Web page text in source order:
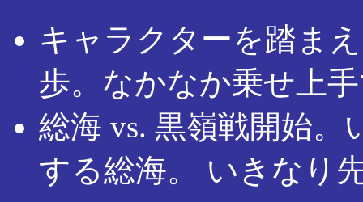
キャラクターを踏ま
歩。なかなか乗せ上
総海 vs. 黒嶺戦開始
する総海。 いきなり